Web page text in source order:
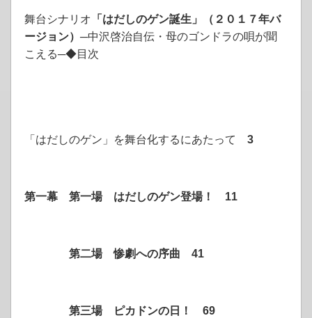
舞台シナリオ 「はだしのゲン誕生」（２０１７年バ
ージョン） ─中沢啓治自伝・母のゴンドラの唄が聞
こえる─◆目次
「はだしのゲン」を舞台化するにあたって 3
第一幕 第一場 はだしのゲン登場！ 11
第二場 惨劇への序曲 41
第三場 ピカドンの日！ 69